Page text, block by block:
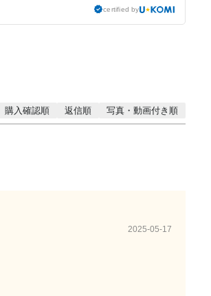
certified by
購入確認順 返信順 写真・動画付き順
2025-05-17